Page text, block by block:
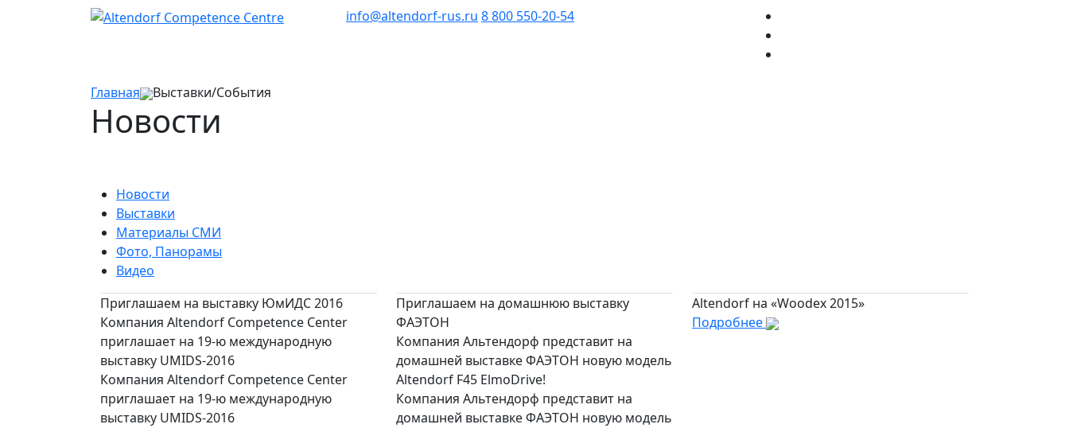
info@altendorf-rus.ru 8 800 550-20-54
Главная Выставки/События
Новости
Новости
Выставки
Материалы СМИ
Фото, Панорамы
Видео
Приглашаем на выставку ЮмИДС 2016
Компания Altendorf Competence Center
приглашает на 19-ю международную
выставку UMIDS-2016
Компания Altendorf Competence Center
приглашает на 19-ю международную
выставку UMIDS-2016
Приглашаем на домашнюю выставку
ФАЭТОН
Компания Альтендорф представит на
домашней выставке ФАЭТОН новую модель
Altendorf F45 ElmoDrive!
Компания Альтендорф представит на
домашней выставке ФАЭТОН новую модель
Altendorf на «Woodex 2015»
Подробнее